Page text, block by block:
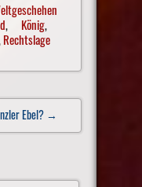
, König,
Rechtslage
Ebel? →